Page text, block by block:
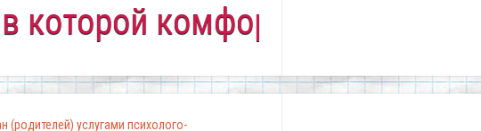
комфортно всем!"
(родителей) услугами психолого-